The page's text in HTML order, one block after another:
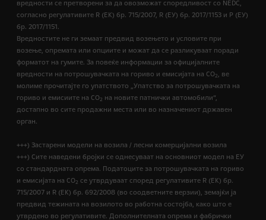
вредности се претворени за да овозможат споредливост со NEDC,
согласно регулативите R (EК) бр. 715/2007, R (ЕУ) бр. 2017/1153 и Р (ЕУ)
бр. 2017/1151.
Вредностите не ги земаат предвид возењето и условите при
возење, опремата или опциите и можат да се разликуваат поради
форматот на гумите. За повеќе информации за официјалните
вредности на потрошувачката на гориво и емисијата на CO2, ве
молиме прочитајте го упатството „Упатство за потрошувачката на
гориво и емисиите на CO2 на новите патнички автомобили“,
достапно во сите продажни места или во назначениот државен
орган.
+++) Застарени модели на возила / лесни комерцијални возила
+++) Сите наведени бројки се однесуваат на основниот модел на ЕУ
со стандардната опрема. Податоците за потрошувачката на гориво
и емисијата на СО2 се утврдуваат според регулативите R (ЕК) бр.
715/2007 и R (ЕК) бр. 692/2008 (во соодветните верзии), земајќи ја
предвид тежината на возилото во работна состојба, како што е
утврдено во регулативите. Дополнителната опрема и фабрички